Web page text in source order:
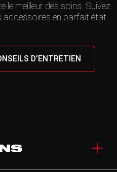
le meilleur des soins. Suivez
en parfait état.
D’ENTRETIEN